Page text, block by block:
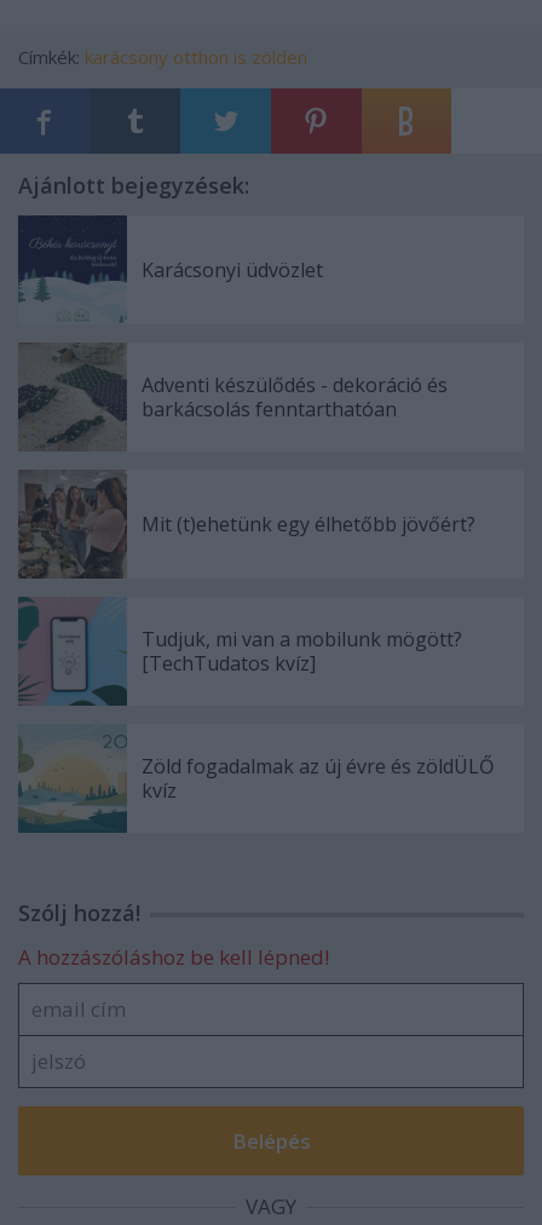
Címkék: karácsony otthon is zölden
Ajánlott bejegyzések:
Karácsonyi üdvözlet
Adventi készülődés - dekoráció és
barkácsolás fenntarthatóan
Mit (t)ehetünk egy élhetőbb jövőért?
Tudjuk, mi van a mobilunk mögött?
[TechTudatos kvíz]
Zöld fogadalmak az új évre és zöldÜLŐ
kvíz
Szólj hozzá!
A hozzászóláshoz be kell lépned!
VAGY